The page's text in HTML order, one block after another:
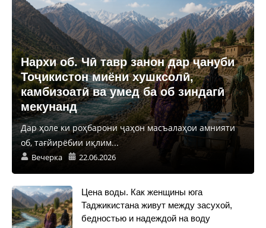
Нархи об. Чӣ тавр занон дар ҷануби
Тоҷикистон миёни хушксолӣ,
камбизоатӣ ва умед ба об зиндагӣ
мекунанд
Дар ҳоле ки роҳбарони ҷаҳон масъалаҳои амнияти
об, тағйирёбии иқлим...
Вечерка 22.06.2026
Цена воды. Как женщины юга
Таджикистана живут между засухой,
бедностью и надеждой на воду